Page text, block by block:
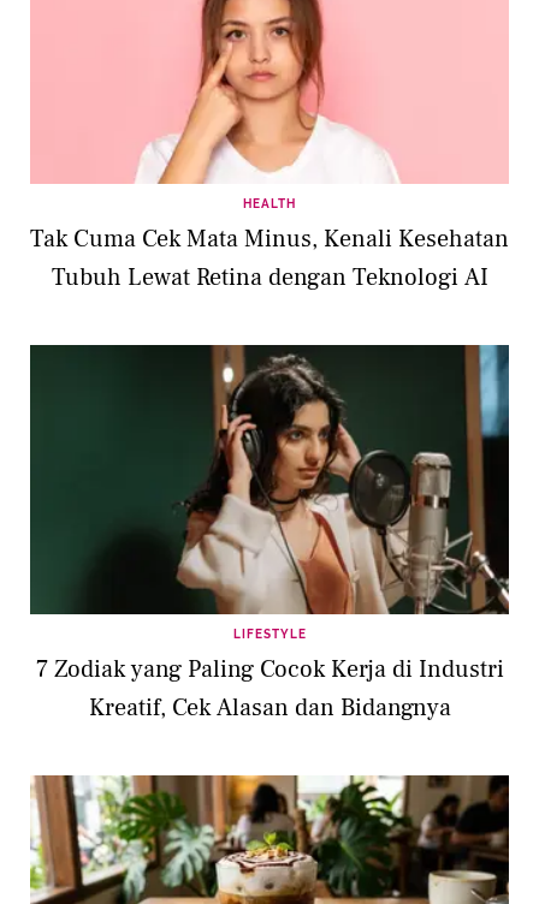
HEALTH
Tak Cuma Cek Mata Minus, Kenali Kesehatan
Tubuh Lewat Retina dengan Teknologi AI
LIFESTYLE
7 Zodiak yang Paling Cocok Kerja di Industri
Kreatif, Cek Alasan dan Bidangnya